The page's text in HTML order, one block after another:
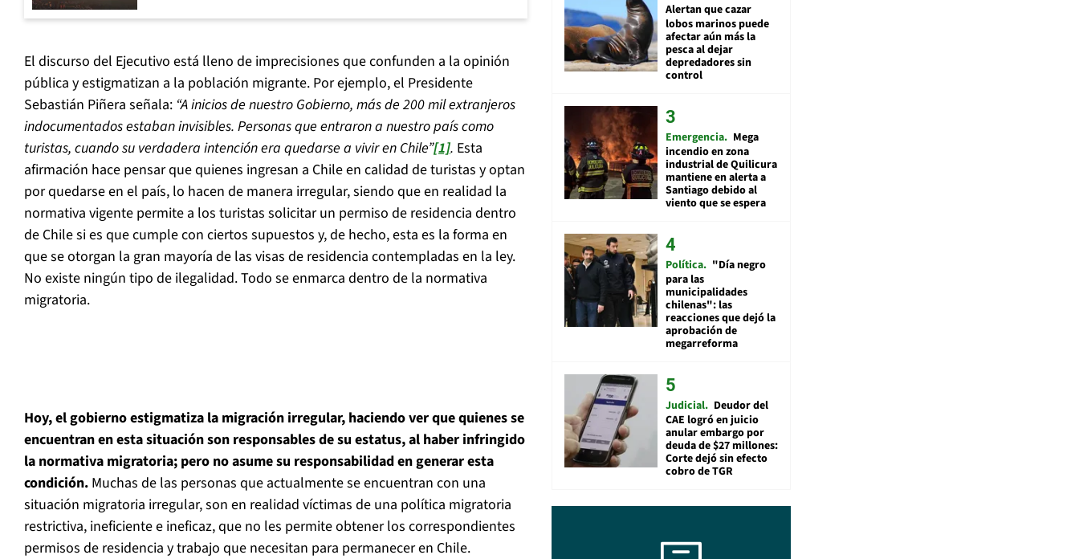
El discurso del Ejecutivo está lleno de imprecisiones que confunden a la opinión
pública y estigmatizan a la población migrante. Por ejemplo, el Presidente
Sebastián Piñera señala: “A inicios de nuestro Gobierno, más de 200 mil extranjeros
indocumentados estaban invisibles. Personas que entraron a nuestro país como
turistas, cuando su verdadera intención era quedarse a vivir en Chile”[1]. Esta
afirmación hace pensar que quienes ingresan a Chile en calidad de turistas y optan
por quedarse en el país, lo hacen de manera irregular, siendo que en realidad la
normativa vigente permite a los turistas solicitar un permiso de residencia dentro
de Chile si es que cumple con ciertos supuestos y, de hecho, esta es la forma en
que se otorgan la gran mayoría de las visas de residencia contempladas en la ley.
No existe ningún tipo de ilegalidad. Todo se enmarca dentro de la normativa
migratoria.
Hoy, el gobierno estigmatiza la migración irregular, haciendo ver que quienes se
encuentran en esta situación son responsables de su estatus, al haber infringido
la normativa migratoria; pero no asume su responsabilidad en generar esta
condición. Muchas de las personas que actualmente se encuentran con una
situación migratoria irregular, son en realidad víctimas de una política migratoria
restrictiva, ineficiente e ineficaz, que no les permite obtener los correspondientes
permisos de residencia y trabajo que necesitan para permanecer en Chile.
Alertan que cazar
lobos marinos puede
afectar aún más la
pesca al dejar
depredadores sin
control
Emergencia Mega
incendio en zona
industrial de Quilicura
mantiene en alerta a
Santiago debido al
viento que se espera
Política "Día negro
para las
municipalidades
chilenas": las
reacciones que dejó la
aprobación de
megarreforma
Judicial Deudor del
CAE logró en juicio
anular embargo por
deuda de $27 millones:
Corte dejó sin efecto
cobro de TGR